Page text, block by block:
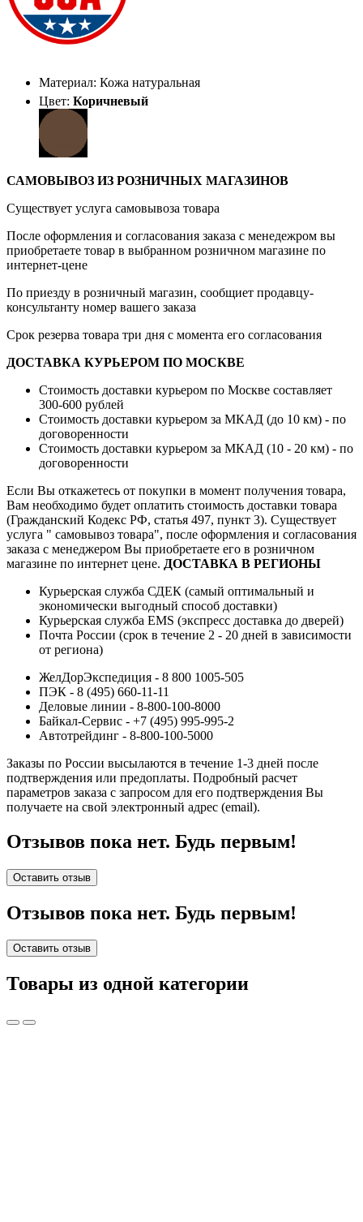
Материал: Кожа натуральная
Цвет: Коричневый
САМОВЫВОЗ ИЗ РОЗНИЧНЫХ МАГАЗИНОВ
Существует услуга самовывоза товара
После оформления и согласования заказа с менедежром вы
приобретаете товар в выбранном розничном магазине по
интернет-цене
По приезду в розничный магазин, сообщиет продавцу-
консультанту номер вашего заказа
Срок резерва товара три дня с момента его согласования
ДОСТАВКА КУРЬЕРОМ ПО МОСКВЕ
Стоимость доставки курьером по Москве составляет
300-600 рублей
Стоимость доставки курьером за МКАД (до 10 км) - по
договоренности
Стоимость доставки курьером за МКАД (10 - 20 км) - по
договоренности
Если Вы откажетесь от покупки в момент получения товара,
Вам необходимо будет оплатить стоимость доставки товара
(Гражданский Кодекс РФ, статья 497, пункт 3). Существует
услуга " самовывоз товара", после оформления и согласования
заказа с менеджером Вы приобретаете его в розничном
магазине по интернет цене. ДОСТАВКА В РЕГИОНЫ
Курьерская служба СДЕК (самый оптимальный и
экономически выгодный способ доставки)
Курьерская служба EMS (экспресс доставка до дверей)
Почта России (срок в течение 2 - 20 дней в зависимости
от региона)
ЖелДорЭкспедиция - 8 800 1005-505
ПЭК - 8 (495) 660-11-11
Деловые линии - 8-800-100-8000
Байкал-Сервис - +7 (495) 995-995-2
Автотрейдинг - 8-800-100-5000
Заказы по России высылаются в течение 1-3 дней после
подтверждения или предоплаты. Подробный расчет
параметров заказа с запросом для его подтверждения Вы
получаете на свой электронный адрес (email).
Отзывов пока нет. Будь первым!
Оставить отзыв
Отзывов пока нет. Будь первым!
Оставить отзыв
Товары из одной категории